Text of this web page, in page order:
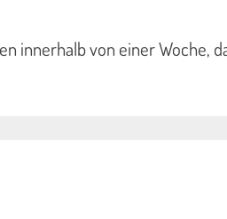
innerhalb von einer Woche,